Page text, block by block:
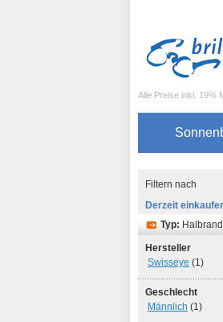
Alle Preise inkl. 19%
Filtern nach
Derzeit
Typ: Halbrand
Hersteller
Swisseye (1)
Geschlecht
Männlich (1)